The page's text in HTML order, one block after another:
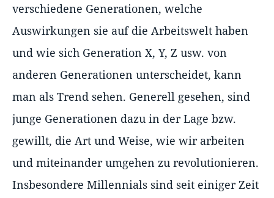
verschiedene Generationen, welche
Auswirkungen sie auf die Arbeitswelt haben
und wie sich Generation X, Y, Z usw. von
anderen Generationen unterscheidet, kann
man als Trend sehen. Generell gesehen, sind
junge Generationen dazu in der Lage bzw.
gewillt, die Art und Weise, wie wir arbeiten
und miteinander umgehen zu revolutionieren.
Insbesondere Millennials sind seit einiger Zeit